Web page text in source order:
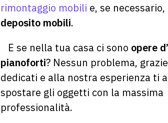
rimontaggio mobili e, se
deposito mobili.
E se nella tua casa ci sono opere
pianoforti? Nessun problema,
dedicati e alla nostra esperienza ti
spostare gli oggetti con la massima
professionalità.